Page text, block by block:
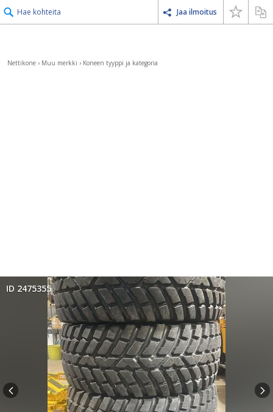
Hae kohteita Jaa ilmoitus
Nettikone › Muu merkki › Koneen tyyppi ja kategoria
ID 2475355